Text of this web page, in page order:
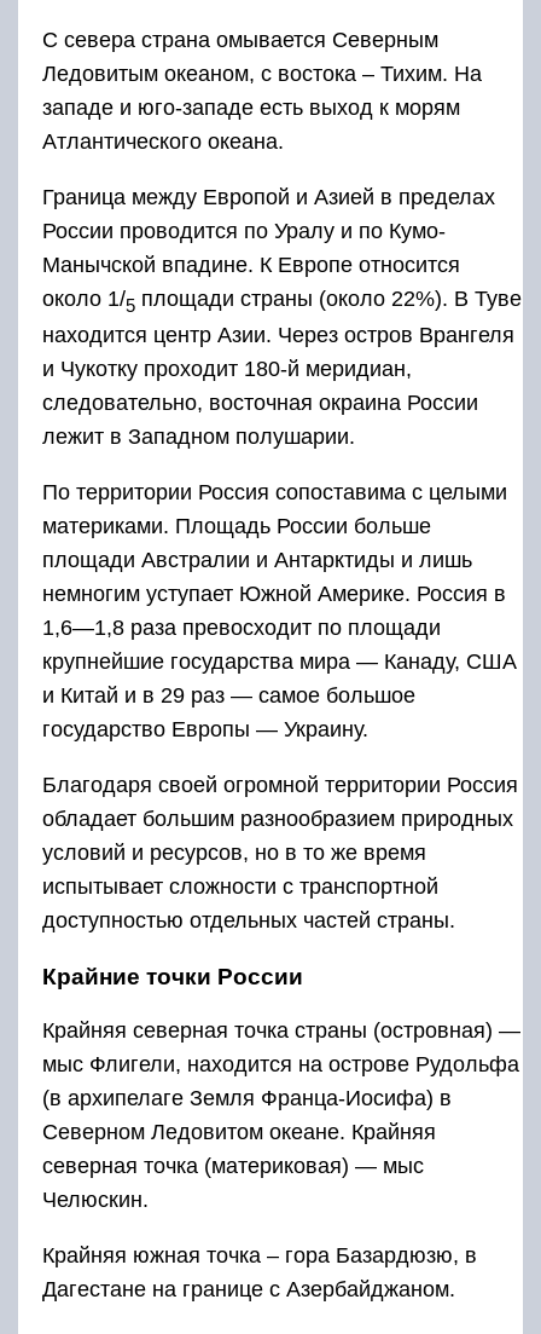
С севера страна омывается Северным
Ледовитым океаном, с востока – Тихим. На
западе и юго-западе есть выход к морям
Атлантического океана.
Граница между Европой и Азией в пределах
России проводится по Уралу и по Кумо-
Манычской впадине. К Европе относится
около 1/5 площади страны (около 22%). В Туве
находится центр Азии. Через остров Врангеля
и Чукотку проходит 180-й меридиан,
следовательно, восточная окраина России
лежит в Западном полушарии.
По территории Россия сопоставима с целыми
материками. Площадь России больше
площади Австралии и Антарктиды и лишь
немногим уступает Южной Америке. Россия в
1,6—1,8 раза превосходит по площади
крупнейшие государства мира — Канаду, США
и Китай и в 29 раз — самое большое
государство Европы — Украину.
Благодаря своей огромной территории Россия
обладает большим разнообразием природных
условий и ресурсов, но в то же время
испытывает сложности с транспортной
доступностью отдельных частей страны.
Крайние точки России
Крайняя северная точка страны (островная) —
мыс Флигели, находится на острове Рудольфа
(в архипелаге Земля Франца-Иосифа) в
Северном Ледовитом океане. Крайняя
северная точка (материковая) — мыс
Челюскин.
Крайняя южная точка – гора Базардюзю, в
Дагестане на границе с Азербайджаном.